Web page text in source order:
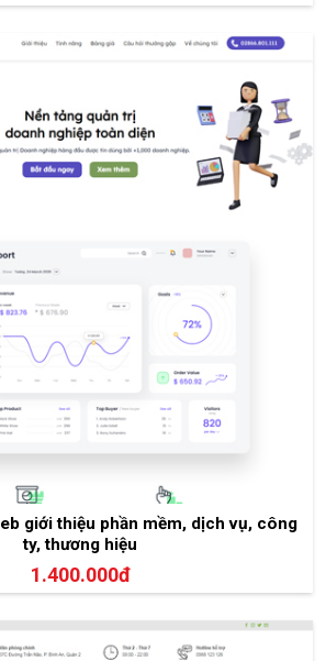
giới thiệu phần mềm, dịch vụ, công
ty, thương hiệu
1.400.000đ